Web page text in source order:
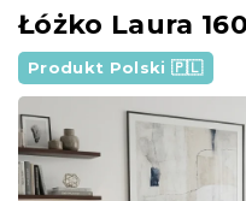
Łóżko Laura
Produkt Polski 🇵🇱